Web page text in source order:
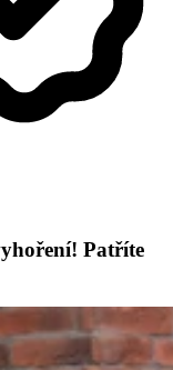
Patříte